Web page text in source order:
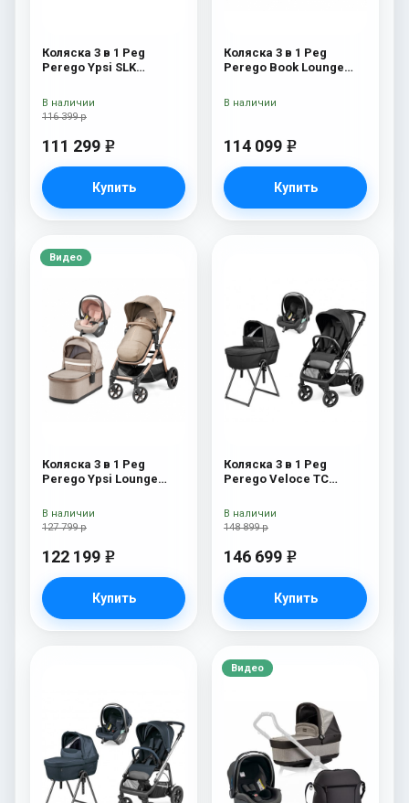
Коляска 3 в 1 Peg
Perego Ypsi SLK
116 399 р
111 299 e
Купить
В наличии
Коляска 3 в 1 Peg
Perego Book Lounge
114 099 e
Купить
В наличии
Видео
Коляска 3 в 1 Peg
Perego Ypsi Lounge
127 799 р
122 199 e
Купить
В наличии
Коляска 3 в 1 Peg
Perego Veloce TC
Black New
148 899 р
146 699 e
Купить
В наличии
Видео